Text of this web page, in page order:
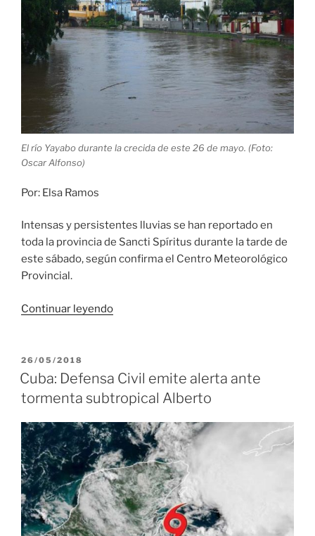
El río Yayabo durante la crecida de este 26 de mayo. (Foto:
Oscar Alfonso)
Por: Elsa Ramos
Intensas y persistentes lluvias se han reportado en
toda la provincia de Sancti Spíritus durante la tarde de
este sábado, según confirma el Centro Meteorológico
Provincial.
Continuar leyendo«Sancti
represas
desbordan
todos
los
ríos»
PUBLICADO
EL
26/05/2018
Cuba: Defensa Civil emite alerta ante
tormenta subtropical Alberto